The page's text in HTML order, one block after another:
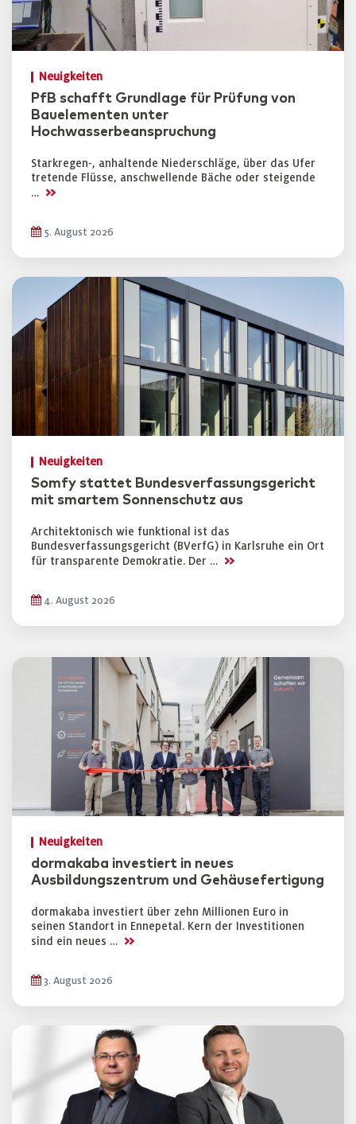
Neuigkeiten
PfB schafft Grundlage für Prüfung von
Bauelementen unter
Hochwasserbeanspruchung
Starkregen-, anhaltende Niederschläge, über das Ufer
tretende Flüsse, anschwellende Bäche oder steigende
… >>
5. August 2026
Neuigkeiten
Somfy stattet Bundesverfassungsgericht
mit smartem Sonnenschutz aus
Architektonisch wie funktional ist das
Bundesverfassungsgericht (BVerfG) in Karlsruhe ein Ort
für transparente Demokratie. Der … >>
4. August 2026
Neuigkeiten
dormakaba investiert in neues
Ausbildungszentrum und Gehäusefertigung
dormakaba investiert über zehn Millionen Euro in
seinen Standort in Ennepetal. Kern der Investitionen
sind ein neues … >>
3. August 2026